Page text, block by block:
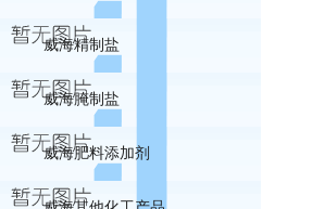
威海精制盐
威海腌制盐
威海肥料添加剂